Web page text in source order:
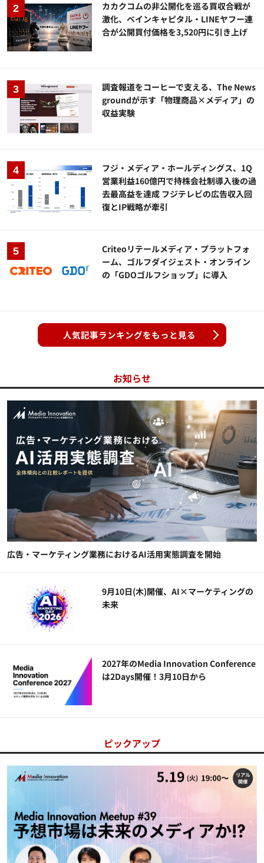
カカクコムの非公開化を巡る買収合戦が
激化、ベインキャピタル・LINEヤフー連
合が公開買付価格を3,520円に引き上げ
調査報道をコーヒーで支える、The News
groundが示す「物理商品×メディア」の
収益実験
フジ・メディア・ホールディングス、1Q
営業利益160億円で持株会社制導入後の過
去最高益を達成 フジテレビの広告収入回
復とIP戦略が牽引
Criteoリテールメディア・プラットフォ
ーム、ゴルフダイジェスト・オンライン
の「GDOゴルフショップ」に導入
人気記事ランキングをもっと見る
お知らせ
広告・マーケティング業務におけるAI活用実態調査を開始
9月10日(木)開催、AI×マーケティングの
未来
2027年のMedia Innovation Conference
は2Days開催！3月10日から
ピックアップ